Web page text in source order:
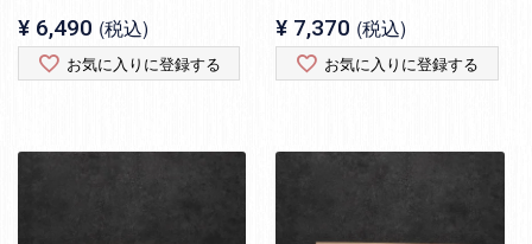
¥ 6,490 税込
お気に入りに登録する
¥ 7,370 税込
お気に入りに登録する